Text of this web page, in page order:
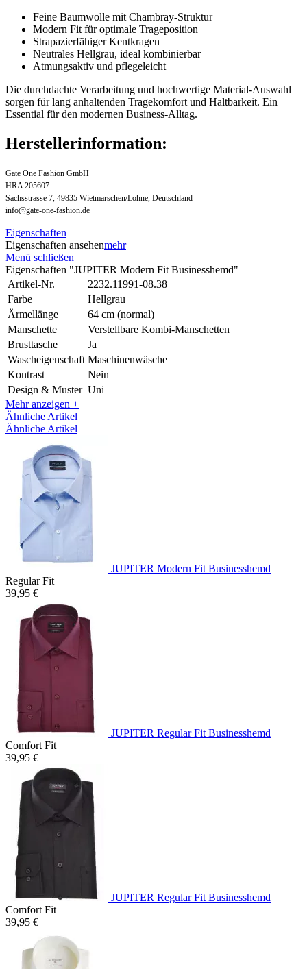
Feine Baumwolle mit Chambray-Struktur
Modern Fit für optimale Trageposition
Strapazierfähiger Kentkragen
Neutrales Hellgrau, ideal kombinierbar
Atmungsaktiv und pflegeleicht
Die durchdachte Verarbeitung und hochwertige Material-Auswahl
sorgen für lang anhaltenden Tragekomfort und Haltbarkeit. Ein
Essential für den modernen Business-Alltag.
Herstellerinformation:
Gate One Fashion GmbH
HRA 205607
Sachsstrasse 7, 49835 Wietmarschen/Lohne, Deutschland
info@gate-one-fashion.de
Eigenschaften
Eigenschaften ansehenmehr
Menü schließen
Eigenschaften "JUPITER Modern Fit Businesshemd"
Artikel-Nr.
2232.11991-08.38
Farbe
Hellgrau
Ärmellänge
64 cm (normal)
Manschette
Verstellbare Kombi-Manschetten
Brusttasche
Ja
Wascheigenschaft Maschinenwäsche
Kontrast
Nein
Design & Muster Uni
Mehr anzeigen +
Ähnliche Artikel
Ähnliche Artikel
JUPITER Modern Fit Businesshemd
Regular Fit
39,95 €
JUPITER Regular Fit Businesshemd
Comfort Fit
39,95 €
JUPITER Regular Fit Businesshemd
Comfort Fit
39,95 €